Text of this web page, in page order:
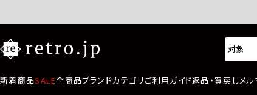
新着商品SALE全商品ブランドカテゴリ ご利用ガイド返品・買戻しメ